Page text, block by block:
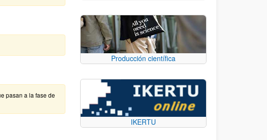
pasan a la fase de
Producción científica
IKERTU